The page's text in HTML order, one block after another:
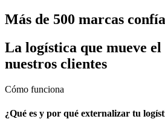
Más de 500 marcas
La logística que mueve
nuestros clientes
Cómo funciona
¿Qué es y por qué externalizar tu